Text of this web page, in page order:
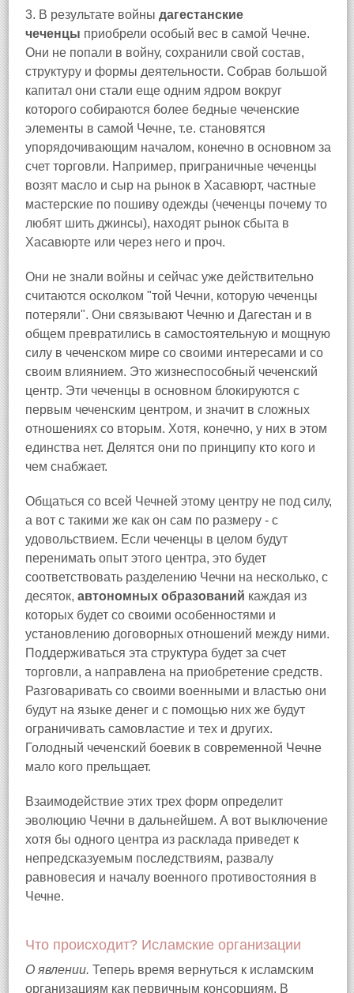
3. В результате войны дагестанские
чеченцы приобрели особый вес в самой Чечне.
Они не попали в войну, сохранили свой состав,
структуру и формы деятельности. Собрав большой
капитал они стали еще одним ядром вокруг
которого собираются более бедные чеченские
элементы в самой Чечне, т.е. становятся
упорядочивающим началом, конечно в основном за
счет торговли. Например, приграничные чеченцы
возят масло и сыр на рынок в Хасавюрт, частные
мастерские по пошиву одежды (чеченцы почему то
любят шить джинсы), находят рынок сбыта в
Хасавюрте или через него и проч.
Они не знали войны и сейчас уже действительно
считаются осколком "той Чечни, которую чеченцы
потеряли". Они связывают Чечню и Дагестан и в
общем превратились в самостоятельную и мощную
силу в чеченском мире со своими интересами и со
своим влиянием. Это жизнеспособный чеченский
центр. Эти чеченцы в основном блокируются с
первым чеченским центром, и значит в сложных
отношениях со вторым. Хотя, конечно, у них в этом
единства нет. Делятся они по принципу кто кого и
чем снабжает.
Общаться со всей Чечней этому центру не под силу,
а вот с такими же как он сам по размеру - с
удовольствием. Если чеченцы в целом будут
перенимать опыт этого центра, это будет
соответствовать разделению Чечни на несколько, с
десяток, автономных образований каждая из
которых будет со своими особенностями и
установлению договорных отношений между ними.
Поддерживаться эта структура будет за счет
торговли, а направлена на приобретение средств.
Разговаривать со своими военными и властью они
будут на языке денег и с помощью них же будут
ограничивать самовластие и тех и других.
Голодный чеченский боевик в современной Чечне
мало кого прельщает.
Взаимодействие этих трех форм определит
эволюцию Чечни в дальнейшем. А вот выключение
хотя бы одного центра из расклада приведет к
непредсказуемым последствиям, развалу
равновесия и началу военного противостояния в
Чечне.
Что происходит? Исламские организации
О явлении. Теперь время вернуться к исламским
организациям как первичным консорциям. В